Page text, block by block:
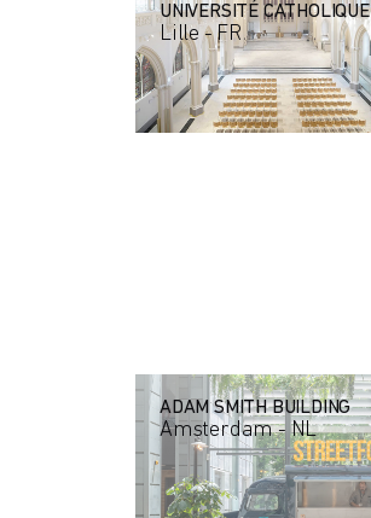
UNIVERSITÉ CATHOLIQUE
Lille - FR
ADAM SMITH BUILDING
Amsterdam - NL